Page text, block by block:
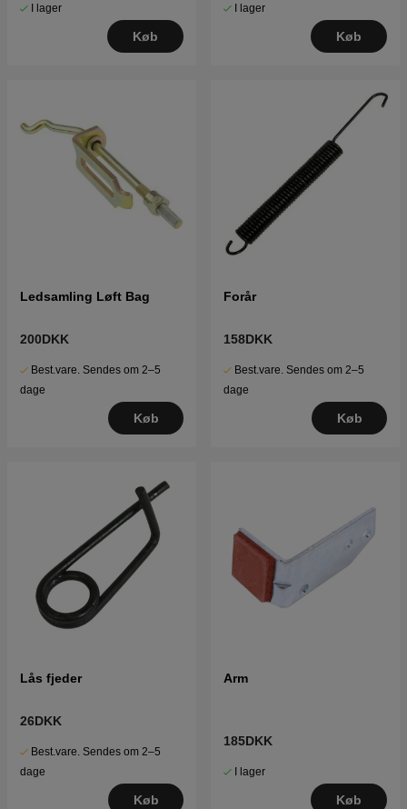
I lager
Køb
I lager
Køb
Ledsamling Løft Bag
200DKK
Best.vare. Sendes om 2–5
dage
Køb
Forår
158DKK
Best.vare. Sendes om 2–5
dage
Køb
Lås fjeder
26DKK
Best.vare. Sendes om 2–5
dage
Køb
Arm
185DKK
I lager
Køb